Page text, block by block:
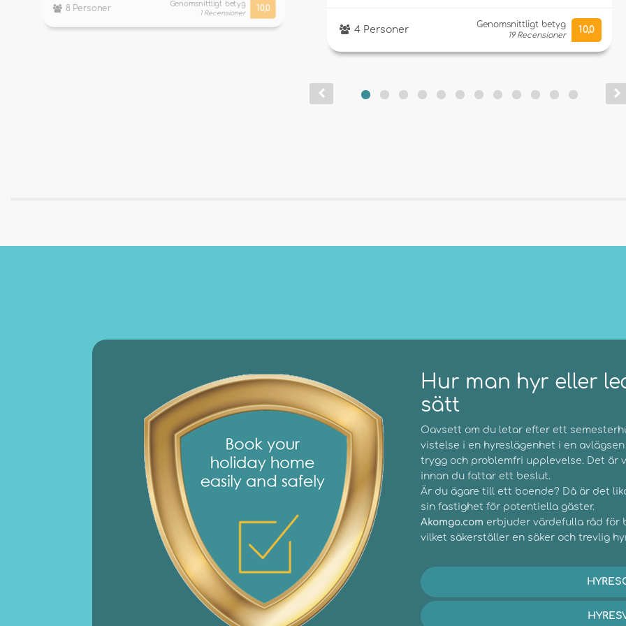
8 Personer Genomsnittligt betyg
1 Recensioner
10,0
4 Personer Genomsnittligt betyg
19 Recensioner
10,0
Hur man hyr eller
sätt
Oavsett om du letar efter ett
vistelse i en hyreslägenhet i en
trygg och problemfri upplevelse. Det är
innan du fattar ett beslut.
Är du ägare till ett boende? Då är det
sin fastighet för potentiella gäster.
Akomgo.com erbjuder värdefulla råd för
vilket säkerställer en säker och trevlig